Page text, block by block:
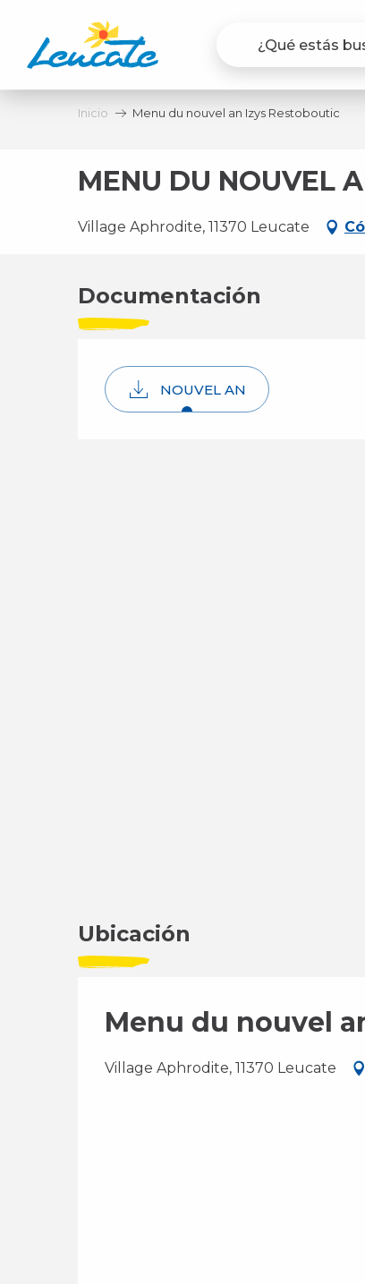
contenu
principal
Inicio Menu du nouvel an Izys Restoboutic
MENU DU NOUVEL
Village Aphrodite, 11370 Leucate
Documentación
NOUVEL AN
Ubicación
Menu du nouvel
Village Aphrodite, 11370 Leucate